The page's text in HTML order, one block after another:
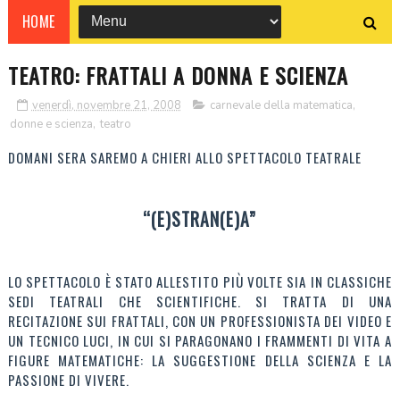
HOME
TEATRO: FRATTALI A DONNA E SCIENZA
venerdì, novembre 21, 2008 carnevale della matematica,
donne e scienza, teatro
DOMANI SERA SAREMO A CHIERI ALLO SPETTACOLO TEATRALE
“(E)STRAN(E)A”
LO SPETTACOLO È STATO ALLESTITO PIÙ VOLTE SIA IN CLASSICHE
SEDI TEATRALI CHE SCIENTIFICHE. SI TRATTA DI UNA
RECITAZIONE SUI FRATTALI, CON UN PROFESSIONISTA DEI VIDEO E
UN TECNICO LUCI, IN CUI SI PARAGONANO I FRAMMENTI DI VITA A
FIGURE MATEMATICHE: LA SUGGESTIONE DELLA SCIENZA E LA
PASSIONE DI VIVERE.